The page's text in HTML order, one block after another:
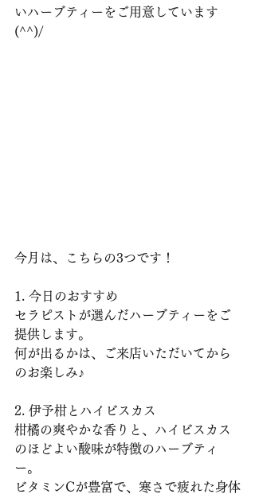
いハーブティーをご用意しています
(^^)/
今月は、こちらの3つです！
1. 今日のおすすめ
セラピストが選んだハーブティーをご
提供します。
何が出るかは、ご来店いただいてから
のお楽しみ♪
2. 伊予柑とハイビスカス
柑橘の爽やかな香りと、ハイビスカス
のほどよい酸味が特徴のハーブティ
ー。
ビタミンCが豊富で、寒さで疲れた身体